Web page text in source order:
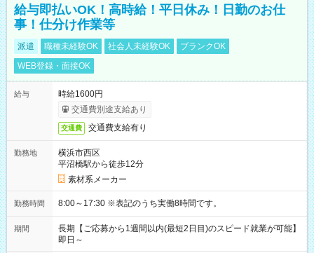
給与即払いOK！高時給！平日休み！日勤のお仕
事！仕分け作業等
派遣 職種未経験OK 社会人未経験OK
ブランクOK
WEB登録・面接OK
給与
時給1600円
交通費別途支給あり
交通費 交通費支給有り
勤務地
横浜市西区
平沼橋駅から徒歩12分
素材系メーカー
勤務時間 8:00～17:30 ※表記のうち実働8時間です。
期間
長期【ご応募から1週間以内(最短2日目)のスピード就業が可能】
即日～